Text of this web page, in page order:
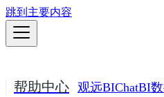
跳到主要内容
帮助中心 观远BIChatBI